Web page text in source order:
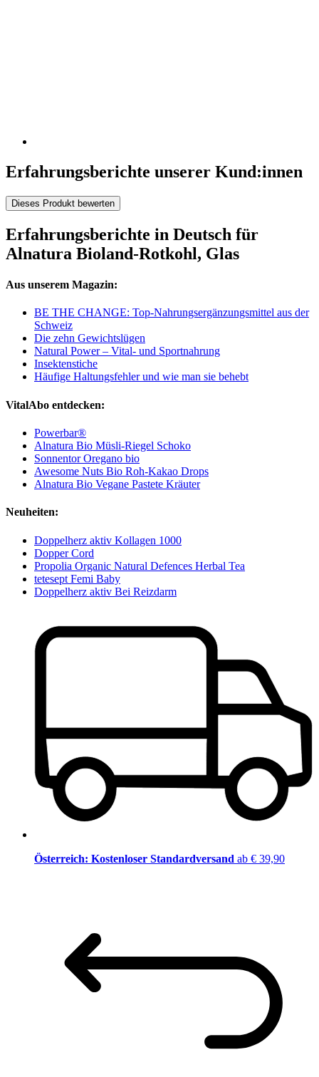
Erfahrungsberichte unserer Kund:innen
Dieses Produkt bewerten
Erfahrungsberichte in Deutsch für
Alnatura Bioland-Rotkohl, Glas
Aus unserem Magazin:
BE THE CHANGE: Top-Nahrungsergänzungsmittel aus der
Schweiz
Die zehn Gewichtslügen
Natural Power – Vital- und Sportnahrung
Insektenstiche
Häufige Haltungsfehler und wie man sie behebt
VitalAbo entdecken:
Powerbar®
Alnatura Bio Müsli-Riegel Schoko
Sonnentor Oregano bio
Awesome Nuts Bio Roh-Kakao Drops
Alnatura Bio Vegane Pastete Kräuter
Neuheiten:
Doppelherz aktiv Kollagen 1000
Dopper Cord
Propolia Organic Natural Defences Herbal Tea
tetesept Femi Baby
Doppelherz aktiv Bei Reizdarm
Österreich: Kostenloser Standardversand ab € 39,90